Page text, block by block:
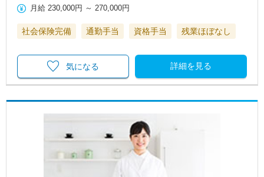
月給 230,000円 ～ 270,000円
社会保険完備 通勤手当 資格手当 残業ほぼなし
詳細を見る
気になる